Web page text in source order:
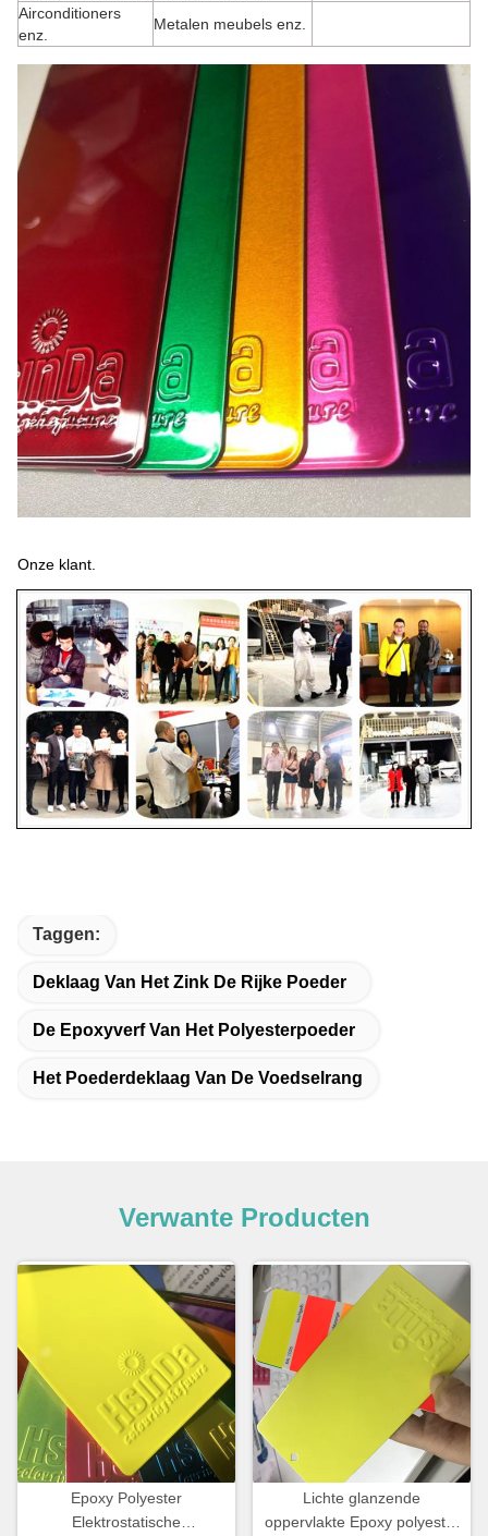
Airconditioners
enz.
Metalen meubels enz.
Onze klant.
Taggen:
Deklaag Van Het Zink De Rijke Poeder
De Epoxyverf Van Het Polyesterpoeder
Het Poederdeklaag Van De Voedselrang
Verwante Producten
Epoxy Polyester
Elektrostatische
Lichte glanzende
oppervlakte Epoxy polyester